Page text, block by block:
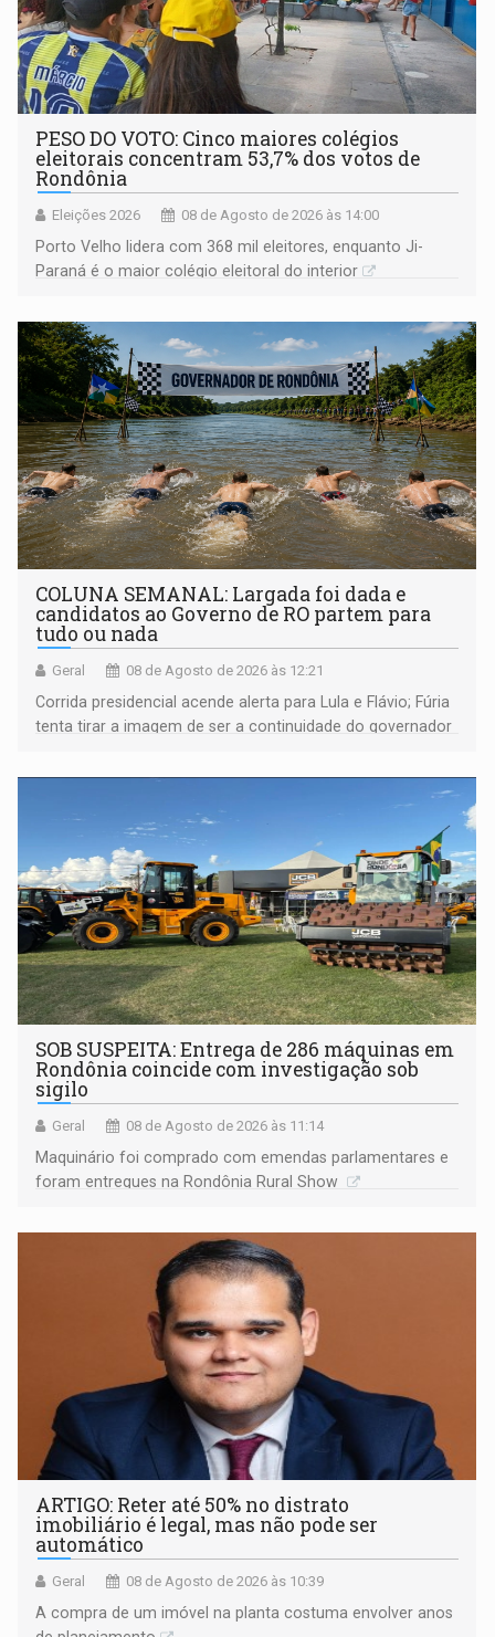
PESO DO VOTO: Cinco maiores colégios
eleitorais concentram 53,7% dos votos de
Rondônia
Eleições 2026 08 de Agosto de 2026 às 14:00
Porto Velho lidera com 368 mil eleitores, enquanto Ji-
Paraná é o maior colégio eleitoral do interior
COLUNA SEMANAL: Largada foi dada e
candidatos ao Governo de RO partem para
tudo ou nada
Geral 08 de Agosto de 2026 às 12:21
Corrida presidencial acende alerta para Lula e Flávio; Fúria
tenta tirar a imagem de ser a continuidade do governador
não ter entrado no modo eleição; ABAV faz evento em
SOB SUSPEITA: Entrega de 286 máquinas em
Rondônia coincide com investigação sob
sigilo
Geral 08 de Agosto de 2026 às 11:14
Maquinário foi comprado com emendas parlamentares e
foram entregues na Rondônia Rural Show
ARTIGO: Reter até 50% no distrato
imobiliário é legal, mas não pode ser
automático
Geral 08 de Agosto de 2026 às 10:39
A compra de um imóvel na planta costuma envolver anos